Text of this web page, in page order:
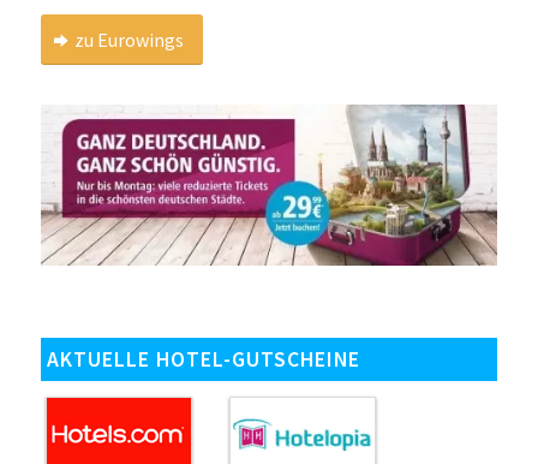
zu Eurowings
AKTUELLE HOTEL-GUTSCHEINE